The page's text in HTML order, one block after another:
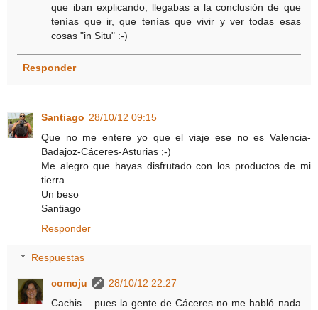
que iban explicando, llegabas a la conclusión de que
tenías que ir, que tenías que vivir y ver todas esas
cosas "in Situ" :-)
Responder
Santiago 28/10/12 09:15
Que no me entere yo que el viaje ese no es Valencia-
Badajoz-Cáceres-Asturias ;-)
Me alegro que hayas disfrutado con los productos de mi
tierra.
Un beso
Santiago
Responder
Respuestas
comoju
28/10/12 22:27
Cachis... pues la gente de Cáceres no me habló nada